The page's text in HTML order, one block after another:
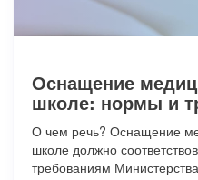
Оснащение
школе: нормы и
О чем речь? Оснащение
школе должно
требованиям